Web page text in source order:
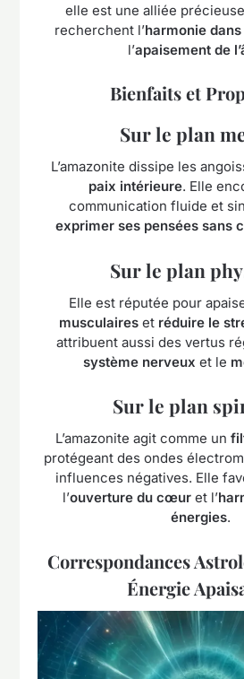
elle est une alliée
recherchent l’harmonie
l’apaisement de
Bienfaits et
Sur le plan
L’amazonite dissipe les
paix intérieure. Elle
communication fluide et
exprimer ses pensées sans
Sur le plan
Elle est réputée pour
musculaireset réduire le
attribuent aussi des vertus
système nerveux et le
Sur le plan
L’amazonite agit comme un
protégeant des ondes
influences négatives. Elle
l’ouverture du cœur et l’
énergies.
Correspondances
Énergie